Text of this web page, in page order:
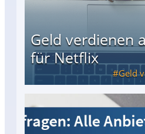
Geld verdienen
für Netflix
Geld